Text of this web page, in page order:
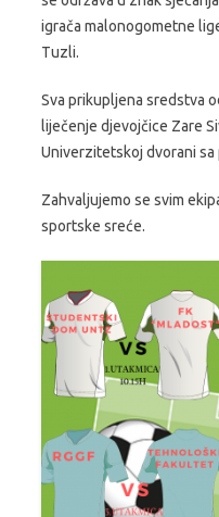
igrača malonogometne
Tuzli.
Sva prikupljena sredstva
liječenje djevojčice Zare
Univerzitetskoj dvorani sa
Zahvaljujemo se svim
sportske sreće.